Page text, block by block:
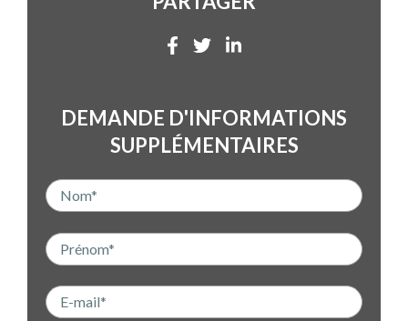
DEMANDE D'INFORMATIONS
SUPPLÉMENTAIRES